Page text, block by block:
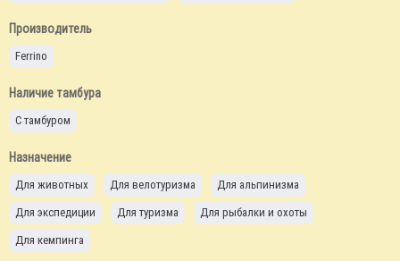
Производитель
Ferrino
Наличие тамбура
С тамбуром
Назначение
Для животных Для велотуризма
Для альпинизма
Для экспедиции
Для туризма
Для рыбалки и охоты
Для кемпинга